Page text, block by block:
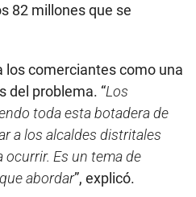
82 millones que se
los comerciantes como una
del problema. “Los
toda esta botadera de
a los alcaldes distritales
ocurrir. Es un tema de
abordar”, explicó.